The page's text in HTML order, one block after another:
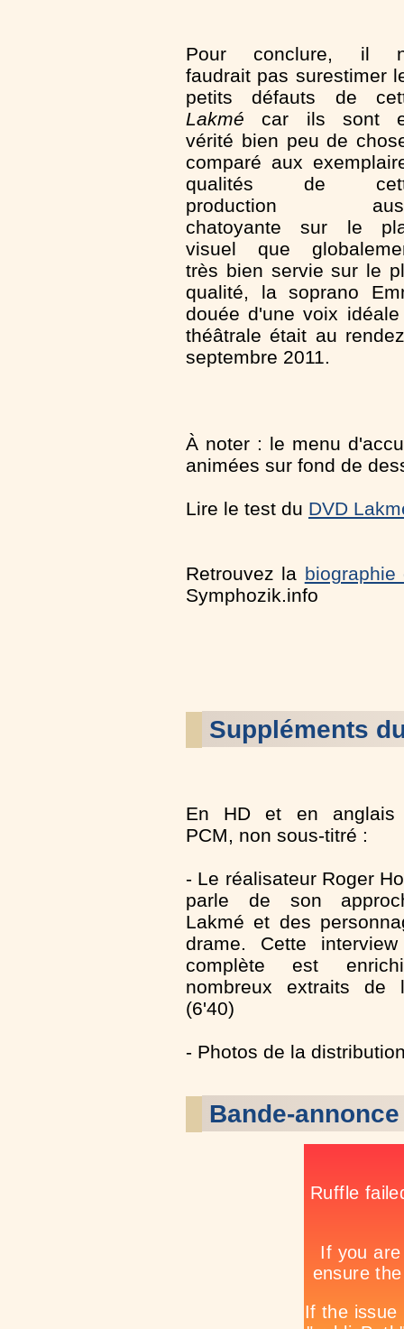
Pour conclure, il
faudrait pas surestimer
petits défauts de
Lakmé car ils sont
vérité bien peu de
comparé aux
qualités de
production
chatoyante sur le
visuel que
très bien servie sur le
qualité, la soprano
douée d'une voix
théâtrale était au
septembre 2011.
À noter : le menu
animées sur fond de
Lire le test du DVD
Retrouvez la
Symphozik.info
Suppléments
En HD et en anglais
PCM, non sous-titré :
- Le réalisateur Roger
parle de son
Lakmé et des
drame. Cette
complète est
nombreux extraits de
(6'40)
- Photos de la
Bande-